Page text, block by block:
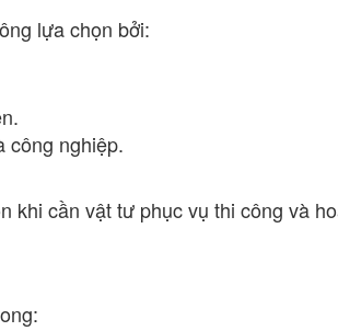
lựa chọn bởi:
công nghiệp.
cần vật tư phục vụ thi công và